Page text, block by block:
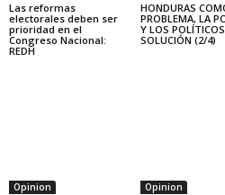
Las reformas
electorales deben ser
prioridad en el
Congreso Nacional:
REDH
HONDURAS
PROBLEMA, LA
Y LOS
SOLUCIÓN (2/4)
Opinion Opinion